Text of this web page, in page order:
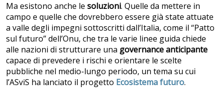
Ma esistono anche le soluzioni. Quelle da mettere in
campo e quelle che dovrebbero essere già state attuate
a valle degli impegni sottoscritti dall’Italia, come il “Patto
sul futuro” dell’Onu, che tra le varie linee guida chiede
alle nazioni di strutturare una governance anticipante
capace di prevedere i rischi e orientare le scelte
pubbliche nel medio-lungo periodo, un tema su cui
l’ASviS ha lanciato il progetto Ecosistema futuro.